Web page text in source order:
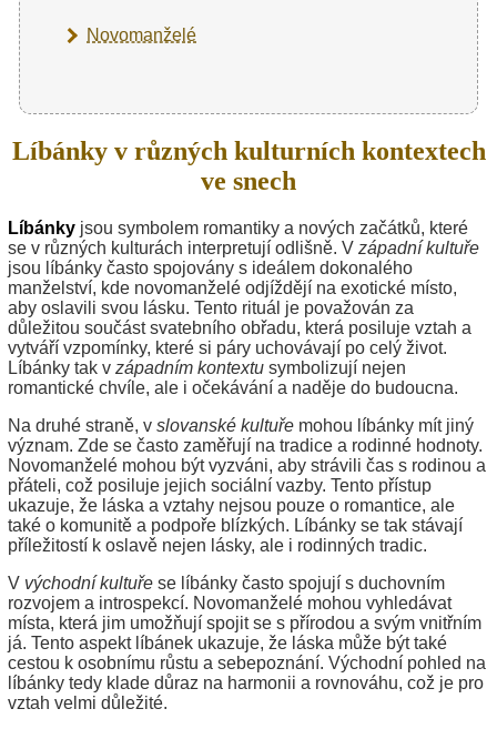
Novomanželé
Líbánky v různých kulturních kontextech
ve snech
Líbánky jsou symbolem romantiky a nových začátků, které
se v různých kulturách interpretují odlišně. V západní kultuře
jsou líbánky často spojovány s ideálem dokonalého
manželství, kde novomanželé odjíždějí na exotické místo,
aby oslavili svou lásku. Tento rituál je považován za
důležitou součást svatebního obřadu, která posiluje vztah a
vytváří vzpomínky, které si páry uchovávají po celý život.
Líbánky tak v západním kontextu symbolizují nejen
romantické chvíle, ale i očekávání a naděje do budoucna.
Na druhé straně, v slovanské kultuře mohou líbánky mít jiný
význam. Zde se často zaměřují na tradice a rodinné hodnoty.
Novomanželé mohou být vyzváni, aby strávili čas s rodinou a
přáteli, což posiluje jejich sociální vazby. Tento přístup
ukazuje, že láska a vztahy nejsou pouze o romantice, ale
také o komunitě a podpoře blízkých. Líbánky se tak stávají
příležitostí k oslavě nejen lásky, ale i rodinných tradic.
V východní kultuře se líbánky často spojují s duchovním
rozvojem a introspekcí. Novomanželé mohou vyhledávat
místa, která jim umožňují spojit se s přírodou a svým vnitřním
já. Tento aspekt líbánek ukazuje, že láska může být také
cestou k osobnímu růstu a sebepoznání. Východní pohled na
líbánky tedy klade důraz na harmonii a rovnováhu, což je pro
vztah velmi důležité.